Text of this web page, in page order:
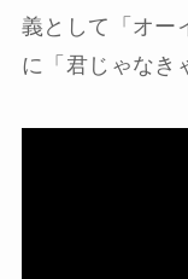
義として「オー
に「君じゃなき